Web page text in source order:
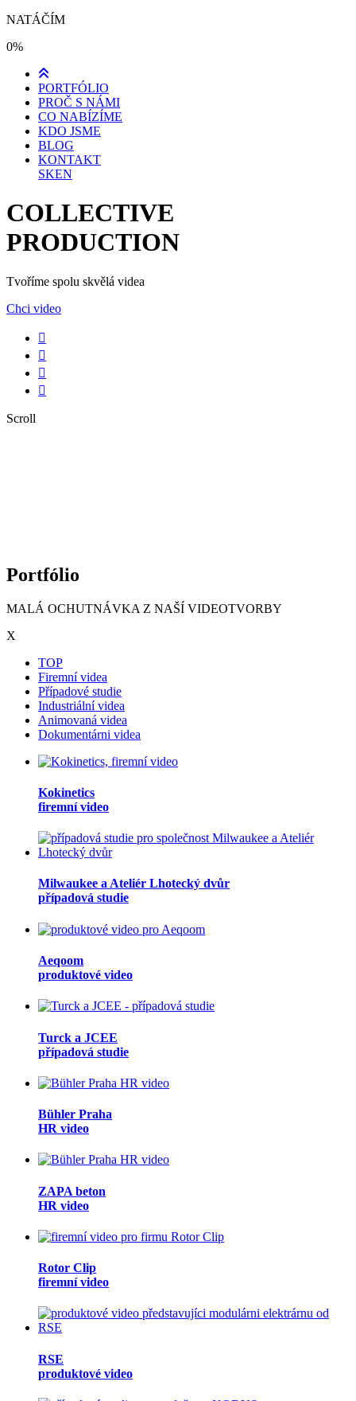
NATÁČÍM
0%
PORTFÓLIO
PROČ S NÁMI
CO NABÍZÍME
KDO JSME
BLOG
KONTAKT
SKEN
COLLECTIVE
PRODUCTION
Tvoříme spolu skvělá videa
Chci video




Scroll
Portfólio
MALÁ OCHUTNÁVKA Z NAŠÍ VIDEOTVORBY
X
TOP
Firemní videa
Případové studie
Industriální videa
Animovaná videa
Dokumentárni videa
Kokinetics
firemní video
Milwaukee a Ateliér Lhotecký dvůr
případová studie
Aeqoom
produktové video
Turck a JCEE
případová studie
Bühler Praha
HR video
ZAPA beton
HR video
Rotor Clip
firemní video
RSE
produktové video